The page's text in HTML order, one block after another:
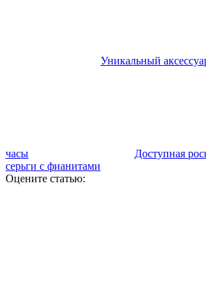
Уникальный
часы
Доступная
серьги с фианитами
Оцените статью: